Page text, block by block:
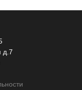
д.7